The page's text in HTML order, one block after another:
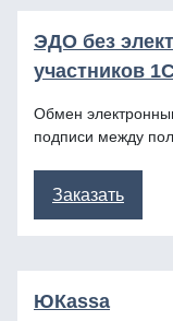
ЭДО без
участников
Обмен
подписи между
Заказать
ЮКаssа